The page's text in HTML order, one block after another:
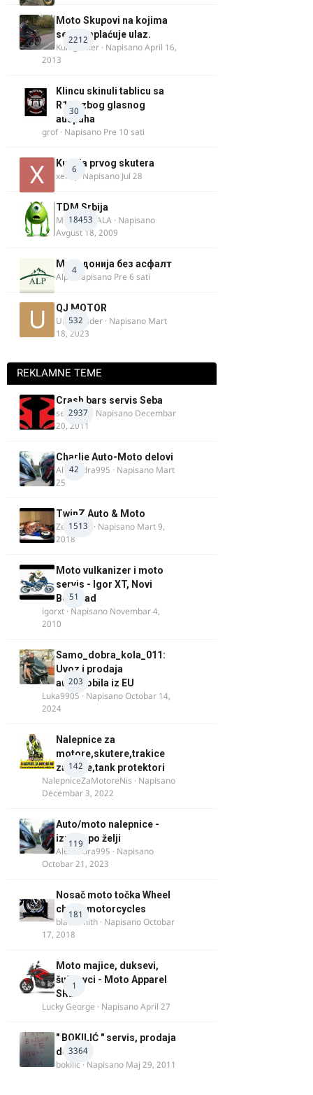
2212
Moto Skupovi na kojima
se ne naplaćuje ulaz.
Kum_Mixer · NapisanoApril 16,
2013
30
Klincu skinuli tablicu sa
R125 zbog glasnog
auspuha
grof· Napisano Pre 10 sati
6
Kupnja prvog skutera
xertq · Napisano Jul 28
18453
TDM Srbija
MURICAMALA · Napisano
Avgust 18, 2009
4
Македонија без асфалт
Alp · Napisano Pre 6 sati
532
QJ MOTOR
Urban Rider · Napisano Mart
18, 2023
REKLAMNE TEME
2937
Crash bars servis Seba
seba011 · Napisano Decembar
20, 2011
42
Charlie Auto-Moto delovi
Alexandra995 · Napisano Mart
25
1513
TwinZ Auto & Moto
Zeljkamp · Napisano Mart 9,
2018
51
Moto vulkanizer i moto
servis - Igor XT, Novi
Beograd
igorxt · Napisano Novembar 4,
2010
203
Samo_dobra_kola_011:
Uvoz i prodaja
automobila iz EU
Luka9905 · NapisanoOctobar 14,
2024
142
Nalepnice za
motore,skutere,trakice
za felne,tank protektori
NalepniceZaMotoreNis · Napisano
Decembar 3, 2022
119
Auto/moto nalepnice -
izrada po želji
Alexandra995 · Napisano
Octobar 21, 2023
181
Nosač moto točka Wheel
chock motorcycles
blacksmith · NapisanoOctobar
17, 2018
1
Moto majice, duksevi,
šuškavci - Moto Apparel
SRB
Lucky George · NapisanoApril 27
3364
" BOKILIĆ " servis, prodaja
delova
bokilic · Napisano Maj 29, 2011